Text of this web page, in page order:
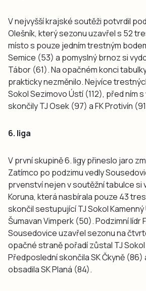
V nejvyšší krajské soutěži potvrdil
Olešník, který sezonu uzavřel s 52
místo s pouze jedním trestným
Semice (53) a pomyslný brnoz si
Tábor (61). Na opačném konci
prakticky nezměnilo. Nejvíce
Sokol Sezimovo Ústí (112), před ním
skončily TJ Osek (97) a FK Protivín
6. liga
V první skupině 6. ligy přineslo jaro
Zatímco po podzimu vedly
prvenství nejen v soutěžní tabulce si
Koruna, která nasbírala pouze 43
skončil sestupující TJ Sokol
Šumavan Vimperk (50). Podzimní lídr
Sousedovice uzavřel sezonu na
opačné straně pořadí zůstal TJ
Předposlední skončila SK Čkyně
obsadila SK Planá (84).